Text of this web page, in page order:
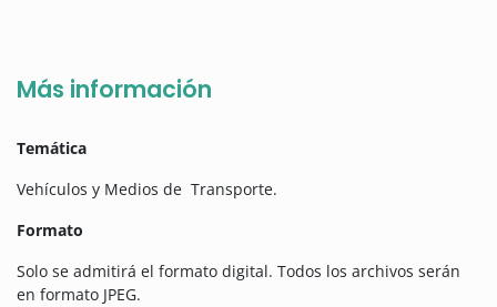
Más información
Temática
Vehículos y Medios de Transporte.
Formato
Solo se admitirá el formato digital. Todos los archivos serán
en formato JPEG.